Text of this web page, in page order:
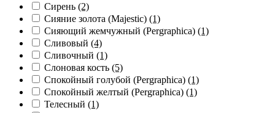
Сирень (2)
Сияние золота (Majestic) (1)
Сияющий жемчужный (Pergraphica) (1)
Сливовый (4)
Сливочный (1)
Слоновая кость (5)
Спокойный голубой (Pergraphica) (1)
Спокойный желтый (Pergraphica) (1)
Телесный (1)